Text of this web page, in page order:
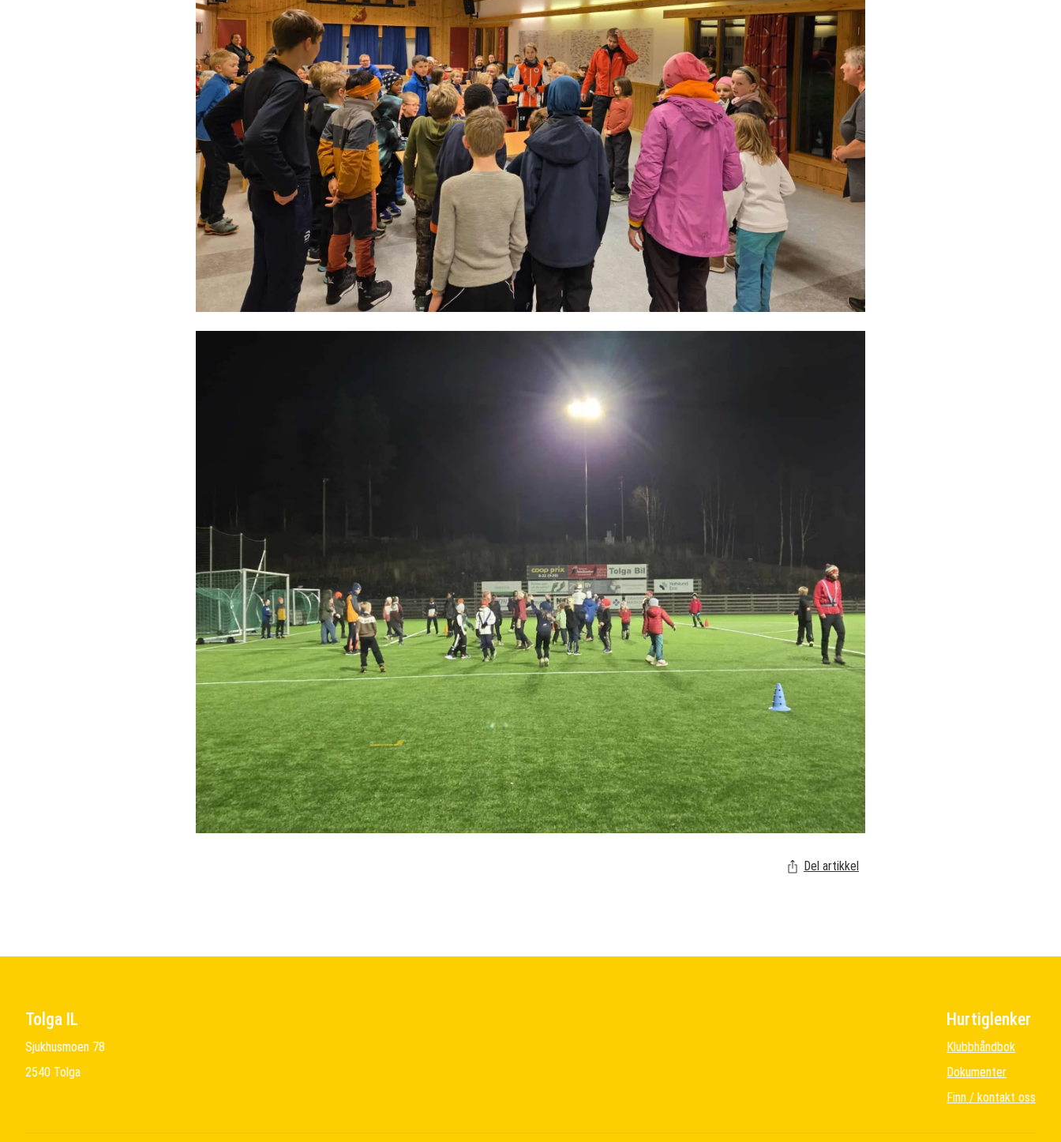
Del artikkel
Tolga IL
Sjukhusmoen 78
2540 Tolga
Hurtiglenker
Klubbhåndbok
Dokumenter
Finn / kontakt oss